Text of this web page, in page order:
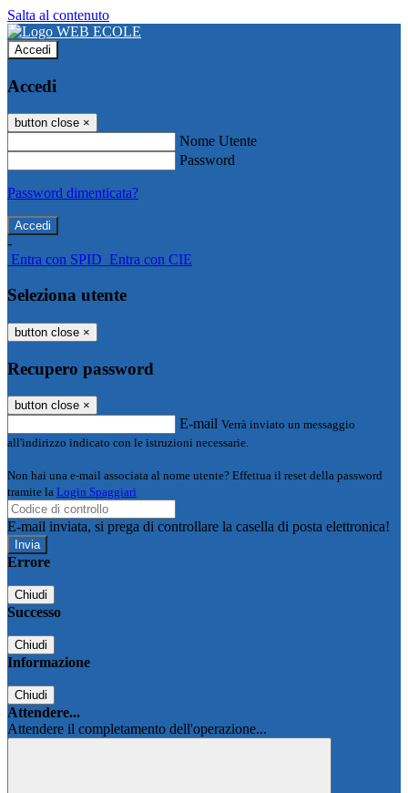
Salta al contenuto
Accedi
Accedi
button close ×
Nome Utente
Password
Password dimenticata?
-
Entra con SPID Entra con CIE
Seleziona utente
button close ×
Recupero password
button close ×
E-mail Verrà inviato un messaggio
all'indirizzo indicato con le istruzioni necessarie.
Non hai una e-mail associata al nome utente? Effettua il reset della password
tramite la Login Spaggiari
E-mail inviata, si prega di controllare la casella di posta elettronica!
Errore
Chiudi
Successo
Chiudi
Informazione
Chiudi
Attendere...
Attendere il completamento dell'operazione...